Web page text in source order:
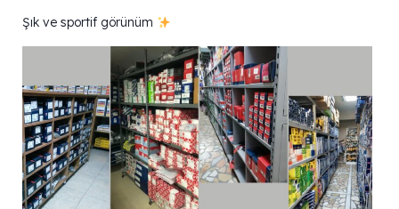
Şık ve sportif görünüm